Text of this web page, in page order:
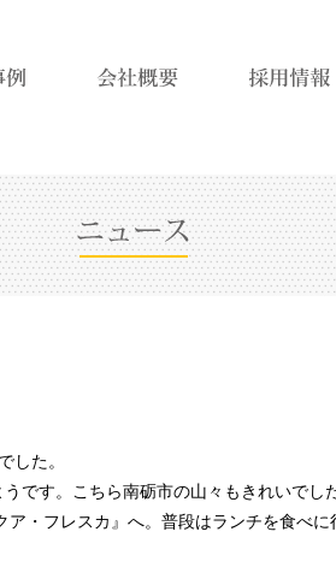
した。
です。こちら南砺市の山々もきれいでした
・フレスカ』へ。普段はランチを食べ